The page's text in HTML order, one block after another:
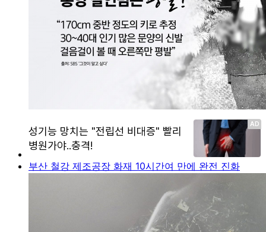
부산 철강 제조공장 화재 10시간여 만에 완전 진화